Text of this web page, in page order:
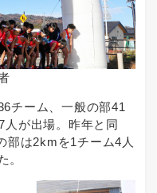
チーム、一般の部41
が出場。昨年と同
部は2kmを1チーム4人
。